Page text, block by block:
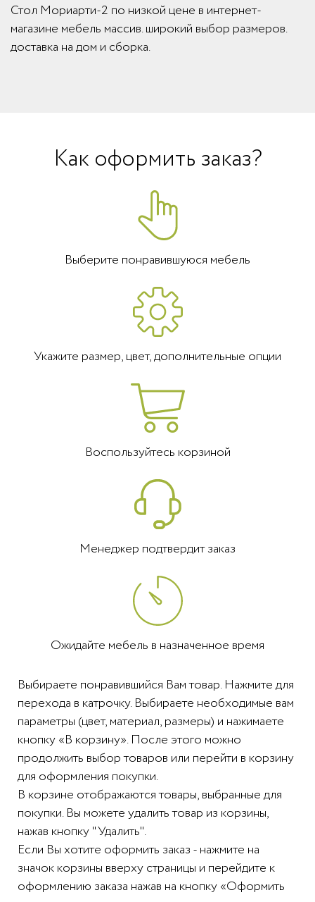
Стол Мориарти-2 по низкой цене в интернет-
магазине мебель массив. широкий выбор размеров.
доставка на дом и сборка.
Как оформить заказ?
Выберите понравившуюся мебель
Укажите размер, цвет, дополнительные опции
Воспользуйтесь корзиной
Менеджер подтвердит заказ
Ожидайте мебель в назначенное время
Выбираете понравившийся Вам товар. Нажмите для
перехода в катрочку. Выбираете необходимые вам
параметры (цвет, материал, размеры) и нажимаете
кнопку «В корзину». После этого можно
продолжить выбор товаров или перейти в корзину
для оформления покупки.
В корзине отображаются товары, выбранные для
покупки. Вы можете удалить товар из корзины,
нажав кнопку "Удалить".
Если Вы хотите оформить заказ - нажмите на
значок корзины вверху страницы и перейдите к
оформлению заказа нажав на кнопку «Оформить